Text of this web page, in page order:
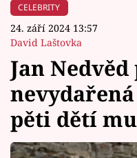
Módní alarm
Témata
Celebrity
CELEBRITY
24. září 2024 13:57
David Laštovka
Jan
pěti dětí